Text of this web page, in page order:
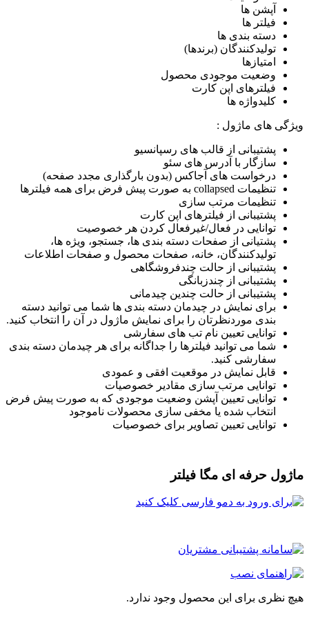
آپشن ها
فیلتر ها
دسته بندی ها
تولیدکنندگان (برندها)
امتیازها
وضعیت موجودی محصول
فیلترهای اپن کارت
کلیدواژه ها
های ماژول :
پشتیبانی از قالب های رسپانسیو
سازگار با آدرس های سئو
درخواست های آجاکس (بدون بارگذاری مجدد صفحه)
تنظیمات collapsed به صورت پیش فرض برای همه فیلترها
تنظیمات مرتب سازی
پشتیبانی از فیلترهای اپن کارت
توانایی در فعال/غیرفعال کردن هر خصوصیت
پشتیانی از صفحات دسته بندی ها، جستجو، ویژه ها،
تولیدکنندگان، خانه، صفحات محصول و صفحات اطلاعات
پشتیبانی از حالت چندفروشگاهی
پشتیبانی از چندزبانگی
پشتیبانی از حالت چندین چیدمانی
برای نمایش در چیدمان دسته بندی ها شما می توانید دسته
بندی موردنظرتان را برای نمایش ماژول در آن را انتخاب کنید.
توانایی تعیین نام تب های سفارشی
شما می توانید فیلترها را جداگانه برای هر چیدمان دسته بندی
سفارشی کنید.
قابل نمایش در موقعیت افقی و عمودی
توانایی مرتب سازی مقادیر خصوصیات
توانایی تعیین آپشن وضعیت موجودی که به صورت پیش فرض
انتخاب شده یا مخفی سازی محصولات ناموجود
توانایی تعیین تصاویر برای خصوصیات
حرفه ای مگا فیلتر
نظری برای این محصول وجود ندارد.